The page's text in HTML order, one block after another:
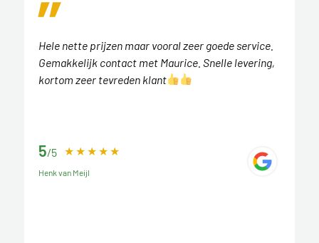
Hele nette prijzen maar vooral zeer goede service.
Gemakkelijk contact met Maurice. Snelle levering,
kortom zeer tevreden klant
5/5
Henk van Meijl